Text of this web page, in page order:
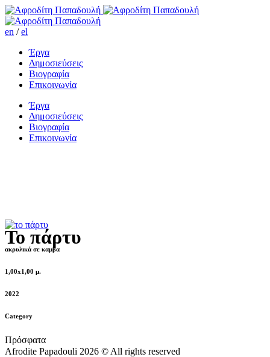
en /el
Έργα
Δημοσιεύσεις
Βιογραφία
Επικοινωνία
Έργα
Δημοσιεύσεις
Βιογραφία
Επικοινωνία
Το πάρτυ
ακρυλικά σε καμβα
1,00x1,00 μ.
2022
Category
Πρόσφατα
Afrodite Papadouli 2026 © All rights reserved